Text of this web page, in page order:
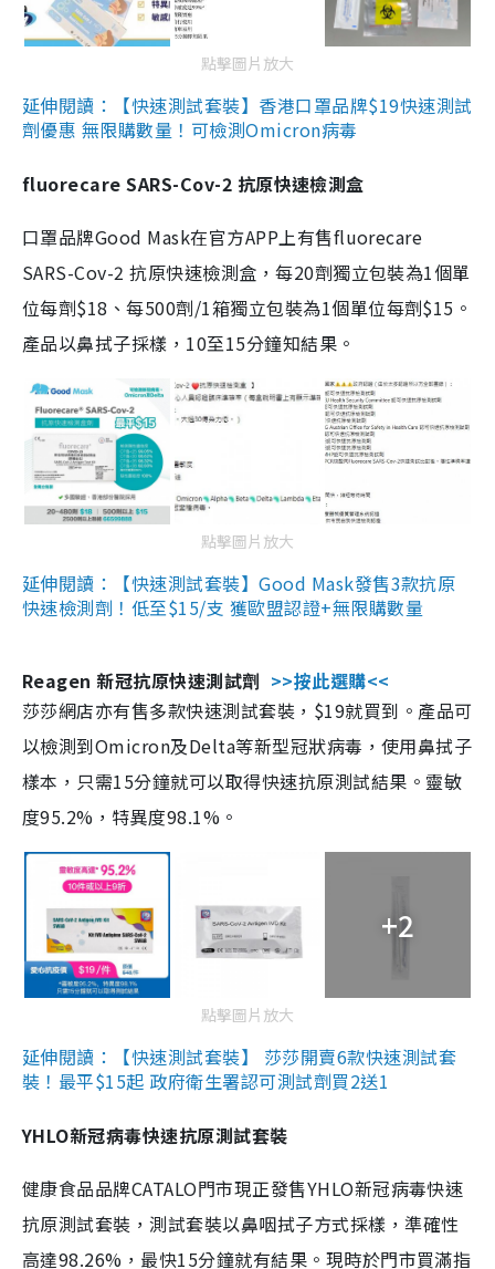
點擊圖片放大
延伸閱讀：【快速測試套裝】香港口罩品牌$19快速測試
劑優惠 無限購數量！可檢測Omicron病毒
fluorecare SARS-Cov-2 抗原快速檢測盒
口罩品牌Good Mask在官方APP上有售fluorecare
SARS-Cov-2 抗原快速檢測盒，每20劑獨立包裝為1個單
位每劑$18、每500劑/1箱獨立包裝為1個單位每劑$15。
產品以鼻拭子採樣，10至15分鐘知結果。
點擊圖片放大
延伸閱讀：【快速測試套裝】Good Mask發售3款抗原
快速檢測劑！低至$15/支 獲歐盟認證+無限購數量
Reagen 新冠抗原快速測試劑 >>按此選購<<
莎莎網店亦有售多款快速測試套裝，$19就買到。產品可
以檢測到Omicron及Delta等新型冠狀病毒，使用鼻拭子
樣本，只需15分鐘就可以取得快速抗原測試結果。靈敏
度95.2%，特異度98.1%。
+2
點擊圖片放大
延伸閱讀：【快速測試套裝】 莎莎開賣6款快速測試套
裝！最平$15起 政府衛生署認可測試劑買2送1
YHLO新冠病毒快速抗原測試套裝
健康食品品牌CATALO門市現正發售YHLO新冠病毒快速
抗原測試套裝，測試套裝以鼻咽拭子方式採樣，準確性
高達98.26%，最快15分鐘就有結果。現時於門市買滿指